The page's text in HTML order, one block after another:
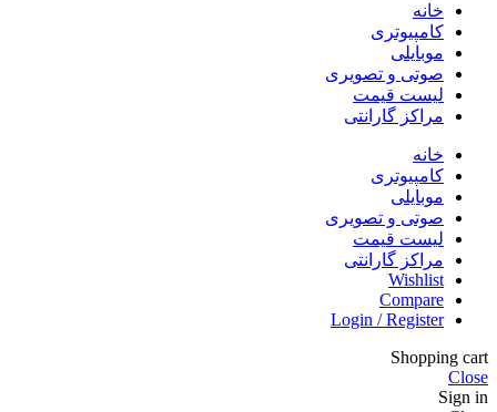
خانه
کامپیوتری
موبایلی
صوتی و تصویری
لیست قیمت
مراکز گارانتی
خانه
کامپیوتری
موبایلی
صوتی و تصویری
لیست قیمت
مراکز گارانتی
Wishlist
Compare
Login / Register
Shopping cart
Close
Sign in